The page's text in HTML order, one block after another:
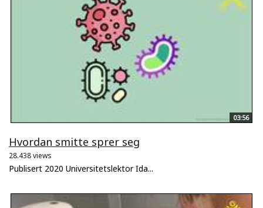
03:56
Hvordan smitte sprer seg
28.438 views
Publisert 2020 Universitetslektor Ida...